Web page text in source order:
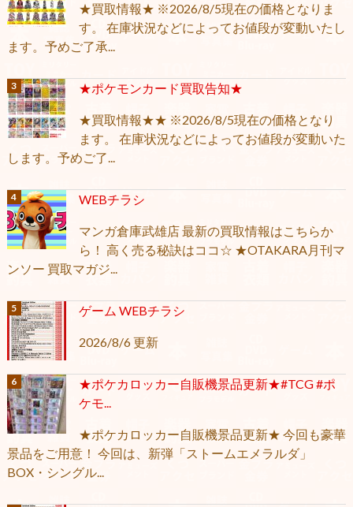
★買取情報★ ※2026/8/5現在の価格となりま
す。 在庫状況などによってお値段が変動いたし
ます。予めご了承...
★ポケモンカード買取告知★
★買取情報★★ ※2026/8/5現在の価格となり
ます。 在庫状況などによってお値段が変動いた
します。予めご了...
WEBチラシ
マンガ倉庫武雄店 最新の買取情報はこちらか
ら！ 高く売る秘訣はココ☆ ★OTAKARA月刊マ
ンソー 買取マガジ...
ゲーム WEBチラシ
2026/8/6 更新
★ポケカロッカー自販機景品更新★#TCG #ポ
ケモ...
★ポケカロッカー自販機景品更新★ 今回も豪華
景品をご用意！ 今回は、新弾「ストームエメラルダ」
BOX・シングル...